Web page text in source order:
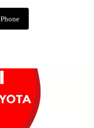
Phone